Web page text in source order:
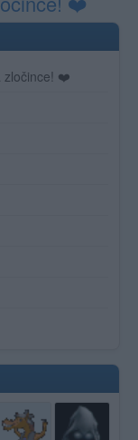
zločince! ❤️